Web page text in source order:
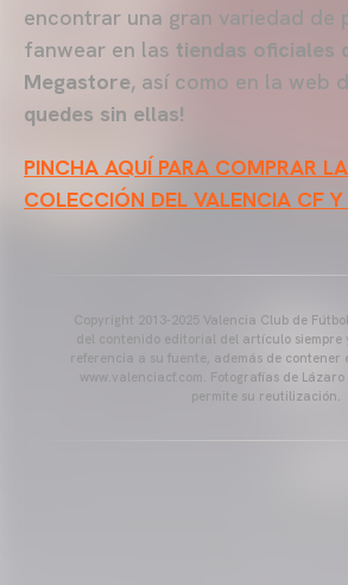
encontrar una gran variedad de
fanwear en las tiendas oficiales
Megastore, así como en la web
quedes sin ellas!
PINCHA AQUÍ PARA COMPRAR
COLECCIÓN DEL VALENCIA CF
Copyright 2013-2025 Valencia Club de
del contenido editorial del artículo siempre
referencia a su fuente, además de contener
www.valenciacf.com. Fotografías de Lázaro
permite su reutilización.